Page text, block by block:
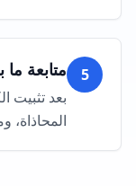
5 متابعة ما
بعد تثبيت
المحاذاة،